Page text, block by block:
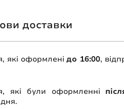
доставки
які оформленідо 16:00,
які були оформленні